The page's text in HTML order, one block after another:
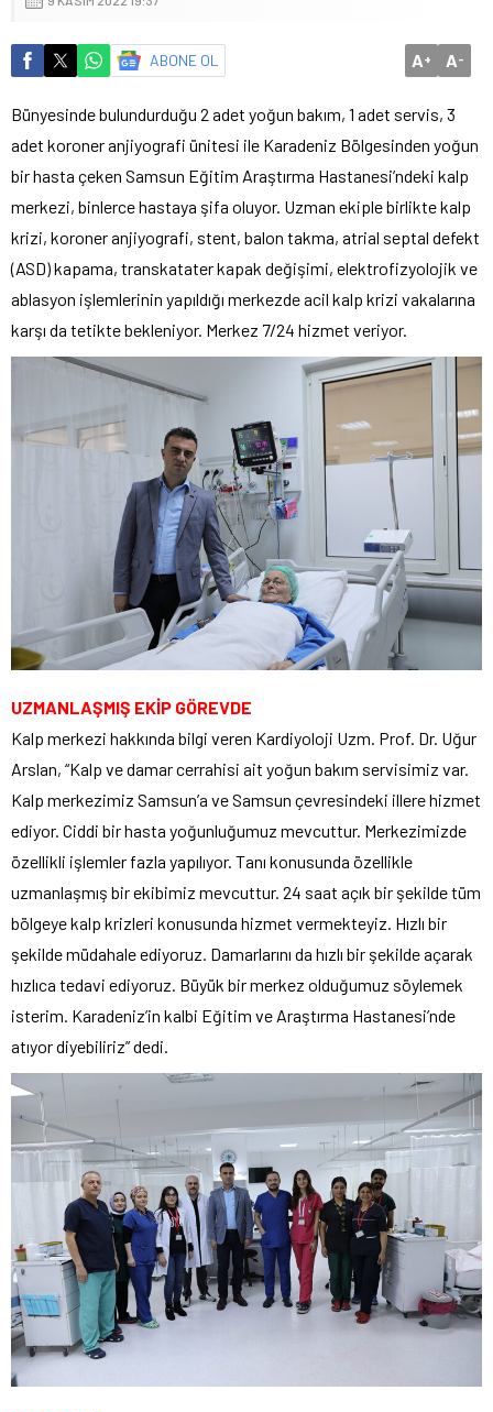
ABONE OL A+ A-
Bünyesinde bulundurduğu 2 adet yoğun bakım, 1 adet servis, 3
adet koroner anjiyografi ünitesi ile Karadeniz Bölgesinden yoğun
bir hasta çeken Samsun Eğitim Araştırma Hastanesi’ndeki kalp
merkezi, binlerce hastaya şifa oluyor. Uzman ekiple birlikte kalp
krizi, koroner anjiyografi, stent, balon takma, atrial septal defekt
(ASD) kapama, transkatater kapak değişimi, elektrofizyolojik ve
ablasyon işlemlerinin yapıldığı merkezde acil kalp krizi vakalarına
karşı da tetikte bekleniyor. Merkez 7/24 hizmet veriyor.
UZMANLAŞMIŞ EKİP GÖREVDE
Kalp merkezi hakkında bilgi veren Kardiyoloji Uzm. Prof. Dr. Uğur
Arslan, “Kalp ve damar cerrahisi ait yoğun bakım servisimiz var.
Kalp merkezimiz Samsun’a ve Samsun çevresindeki illere hizmet
ediyor. Ciddi bir hasta yoğunluğumuz mevcuttur. Merkezimizde
özellikli işlemler fazla yapılıyor. Tanı konusunda özellikle
uzmanlaşmış bir ekibimiz mevcuttur. 24 saat açık bir şekilde tüm
bölgeye kalp krizleri konusunda hizmet vermekteyiz. Hızlı bir
şekilde müdahale ediyoruz. Damarlarını da hızlı bir şekilde açarak
hızlıca tedavi ediyoruz. Büyük bir merkez olduğumuz söylemek
isterim. Karadeniz’in kalbi Eğitim ve Araştırma Hastanesi’nde
atıyor diyebiliriz” dedi.